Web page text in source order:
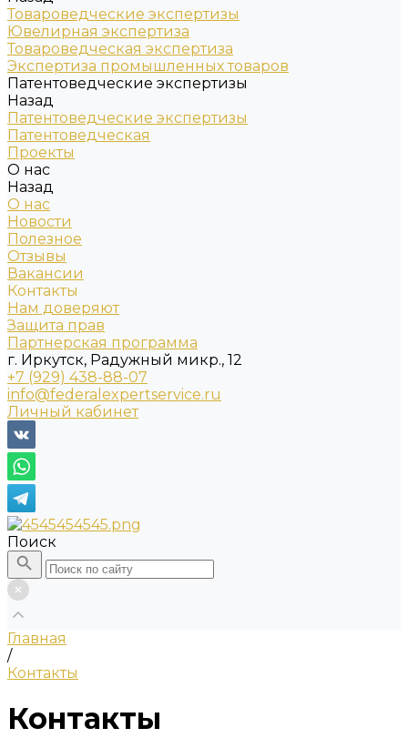
Товароведческие экспертизы
Ювелирная экспертиза
Товароведческая экспертиза
Экспертиза промышленных товаров
Патентоведческие экспертизы
Назад
Патентоведческие экспертизы
Патентоведческая
Проекты
О нас
Назад
О нас
Новости
Полезное
Отзывы
Вакансии
Контакты
Нам доверяют
Защита прав
Партнерская программа
г. Иркутск, Радужный микр., 12
+7 (929) 438-88-07
info@federalexpertservice.ru
Личный кабинет
Поиск
Главная
/
Контакты
Контакты